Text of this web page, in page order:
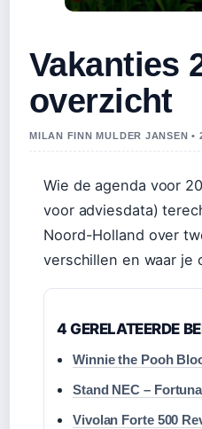
Vakanties
overzicht
MILAN FINN MULDER JANSEN •
Wie de agenda voor
voor adviesdata)
Noord-Holland over
verschillen en waar je
4 GERELATEERDE
Winnie the Pooh
Stand NEC –
Vivolan Forte 500